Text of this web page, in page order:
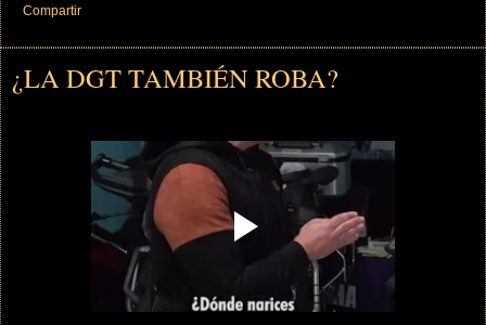
Compartir
¿LA DGT TAMBIÉN ROBA?